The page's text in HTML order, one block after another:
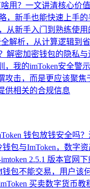
用？一文讲清核心价
，新手也能快速上手
从新手入门到熟练使
解析，从计算逻辑到
解密加密钱包的隐私与
，我的imToken安全警
攻击，而是更应该聚
供相关的合规信息
钱包放钱安全吗
钱包与ImToken，数字
2.5.1 版本官网
包不能交易，用户该
买卖数字货币教